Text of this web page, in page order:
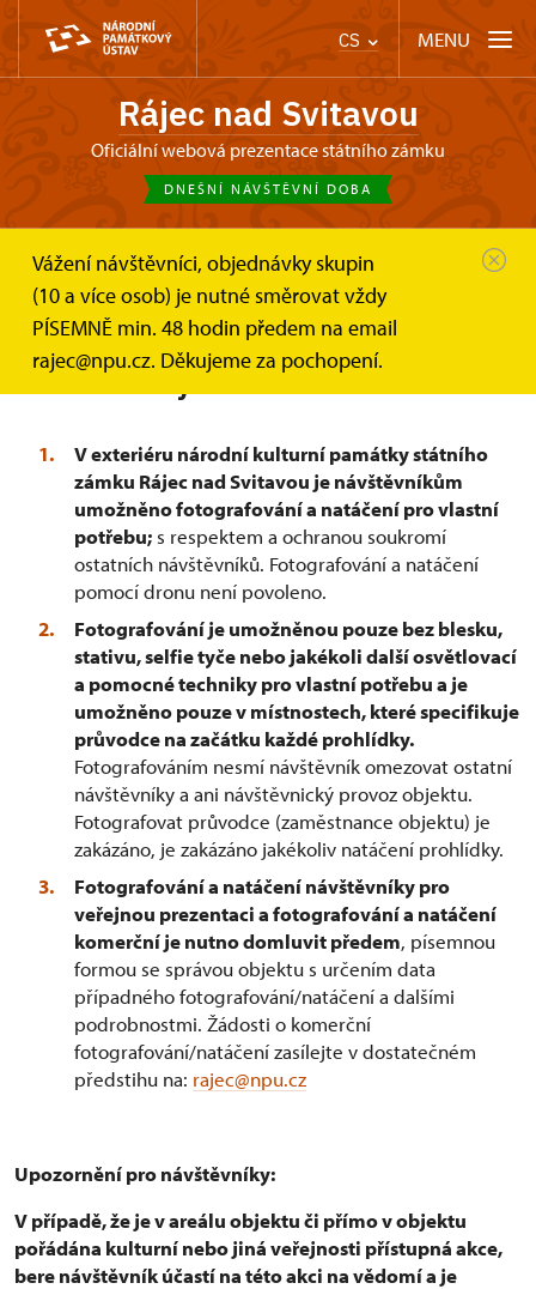
CS MENU
Rájec nad Svitavou
Oficiální webová prezentace státního zámku
DNEŠNÍ NÁVŠTĚVNÍ DOBA
Vážení návštěvníci, objednávky skupin
(10 a více osob) je nutné směrovat vždy
PÍSEMNĚ min. 48 hodin předem na email
rajec@npu.cz. Děkujeme za pochopení.
Zámek Rájec nad Svitavou
Informace pro návštěvníky
Fotografování a natáčení
Fotografování a natáčení
návštěvníky
V exteriéru národní kulturní památky státního
zámku Rájec nad Svitavou je návštěvníkům
umožněno fotografování a natáčení pro vlastní
potřebu; s respektem a ochranou soukromí
ostatních návštěvníků. Fotografování a natáčení
pomocí dronu není povoleno.
Fotografování je umožněnou pouze bez blesku,
stativu, selfie tyče nebo jakékoli další osvětlovací
a pomocné techniky pro vlastní potřebu a je
umožněno pouze v místnostech, které specifikuje
průvodce na začátku každé prohlídky.
Fotografováním nesmí návštěvník omezovat ostatní
návštěvníky a ani návštěvnický provoz objektu.
Fotografovat průvodce (zaměstnance objektu) je
zakázáno, je zakázáno jakékoliv natáčení prohlídky.
Fotografování a natáčení návštěvníky pro
veřejnou prezentaci a fotografování a natáčení
komerční je nutno domluvit předem, písemnou
formou se správou objektu s určením data
případného fotografování/natáčení a dalšími
podrobnostmi. Žádosti o komerční
fotografování/natáčení zasílejte v dostatečném
předstihu na: rajec@npu.cz
Upozornění pro návštěvníky:
V případě, že je v areálu objektu či přímo v objektu
pořádána kulturní nebo jiná veřejnosti přístupná akce,
bere návštěvník účastí na této akci na vědomí a je